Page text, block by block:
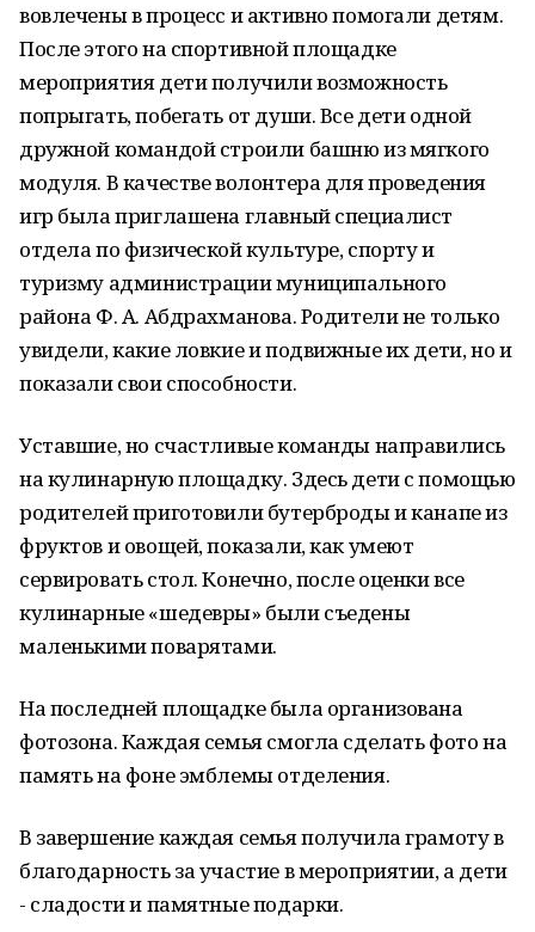
вовлечены в процесс и активно помогали детям.
После этого на спортивной площадке
мероприятия дети получили возможность
попрыгать, побегать от души. Все дети одной
дружной командой строили башню из мягкого
модуля. В качестве волонтера для проведения
игр была приглашена главный специалист
отдела по физической культуре, спорту и
туризму администрации муниципального
района Ф. А. Абдрахманова. Родители не только
увидели, какие ловкие и подвижные их дети, но и
показали свои способности.
Уставшие, но счастливые команды направились
на кулинарную площадку. Здесь дети с помощью
родителей приготовили бутерброды и канапе из
фруктов и овощей, показали, как умеют
сервировать стол. Конечно, после оценки все
кулинарные «шедевры» были съедены
маленькими поварятами.
На последней площадке была организована
фотозона. Каждая семья смогла сделать фото на
память на фоне эмблемы отделения.
В завершение каждая семья получила грамоту в
благодарность за участие в мероприятии, а дети
- сладости и памятные подарки.